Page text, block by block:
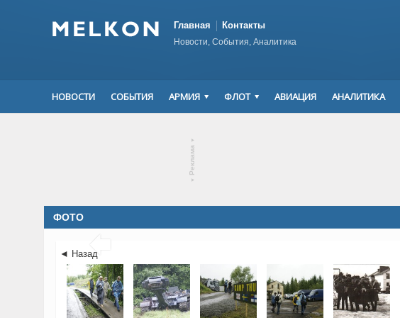
Главная Контакты
Новости, События, Аналитика
НОВОСТИ СОБЫТИЯ АРМИЯ ФЛОТ АВИАЦИЯ АНАЛИТИКА
▾
Реклама
▾
ФОТО

◄ Назад